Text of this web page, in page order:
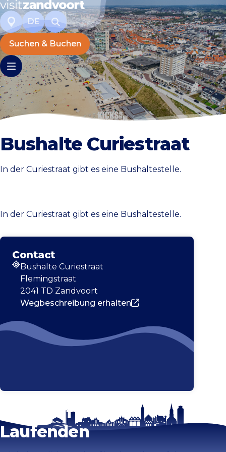
DE
Suchen & Buchen
Bushalte Curiestraat
In der Curiestraat gibt es eine Bushaltestelle.
In der Curiestraat gibt es eine Bushaltestelle.
Contact
Adresse
Bushalte Curiestraat
Flemingstraat
2041 TD Zandvoort
Wegbeschreibung erhalten
Karte vergrößern
Bleib auf dem
Laufenden